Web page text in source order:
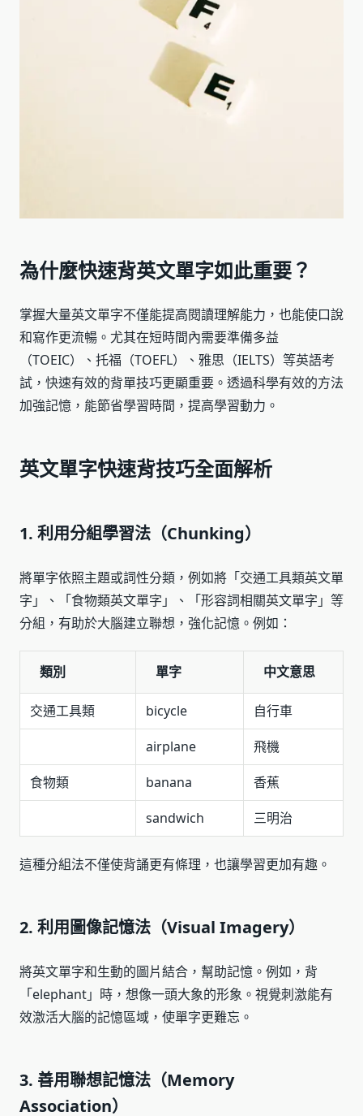
為什麼快速背英文單字如此重要？
掌握大量英文單字不僅能提高閱讀理解能力，也能使口說
和寫作更流暢。尤其在短時間內需要準備多益
（TOEIC）、托福（TOEFL）、雅思（IELTS）等英語考
試，快速有效的背單技巧更顯重要。透過科學有效的方法
加強記憶，能節省學習時間，提高學習動力。
英文單字快速背技巧全面解析
1. 利用分組學習法（Chunking）
將單字依照主題或詞性分類，例如將「交通工具類英文單
字」、「食物類英文單字」、「形容詞相關英文單字」等
分組，有助於大腦建立聯想，強化記憶。例如：
類別 單字 中文意思
交通工具類 bicycle
自行車
airplane
飛機
食物類
banana
香蕉
sandwich
三明治
這種分組法不僅使背誦更有條理，也讓學習更加有趣。
2. 利用圖像記憶法（Visual Imagery）
將英文單字和生動的圖片結合，幫助記憶。例如，背
「elephant」時，想像一頭大象的形象。視覺刺激能有
效激活大腦的記憶區域，使單字更難忘。
3. 善用聯想記憶法（Memory
Association）